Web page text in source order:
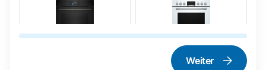
Herd und Backofen
Weiter